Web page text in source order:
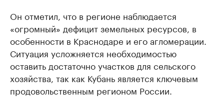
Он отметил, что в регионе наблюдается
«огромный» дефицит земельных ресурсов, в
особенности в Краснодаре и его агломерации.
Ситуация усложняется необходимостью
оставить достаточно участков для сельского
хозяйства, так как Кубань является ключевым
продовольственным регионом России.